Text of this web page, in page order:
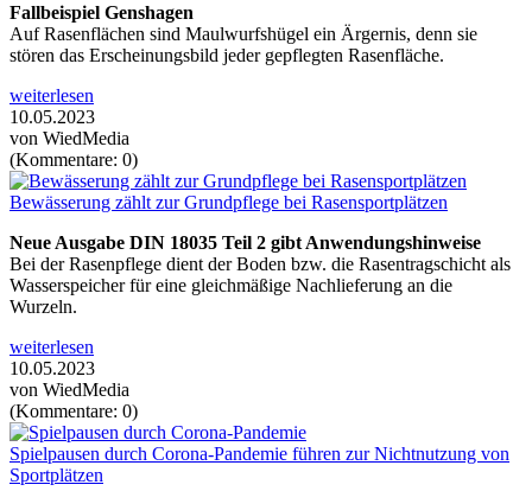
Fallbeispiel Genshagen
Auf Rasenflächen sind Maulwurfshügel ein Ärgernis, denn sie
stören das Erscheinungsbild jeder gepflegten Rasenfläche.
weiterlesen
10.05.2023
von WiedMedia
(Kommentare: 0)
Bewässerung zählt zur Grundpflege bei Rasensportplätzen
Neue Ausgabe DIN 18035 Teil 2 gibt Anwendungshinweise
Bei der Rasenpflege dient der Boden bzw. die Rasentragschicht als
Wasserspeicher für eine gleichmäßige Nachlieferung an die
Wurzeln.
weiterlesen
10.05.2023
von WiedMedia
(Kommentare: 0)
Spielpausen durch Corona-Pandemie führen zur Nichtnutzung von
Sportplätzen